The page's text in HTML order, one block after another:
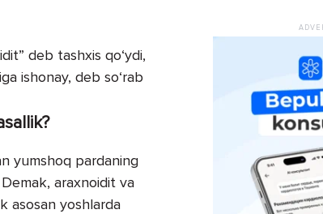
deb tashxis qo‘ydi,
ishonay, deb so‘rab
yumshoq pardaning
araxnoidit va
asosan yoshlarda